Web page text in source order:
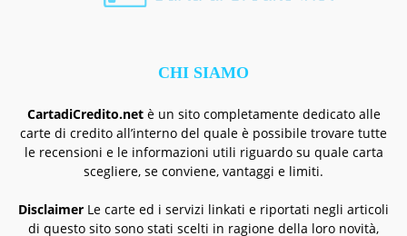
CHI SIAMO
CartadiCredito.netè un sito completamente dedicato alle
carte di credito all’interno del quale è possibile trovare tutte
le recensioni e le informazioni utili riguardo su quale carta
scegliere, se conviene, vantaggi e limiti.
Disclaimer Le carte ed i servizi linkati e riportati negli articoli
di questo sito sono stati scelti in ragione della loro novità,